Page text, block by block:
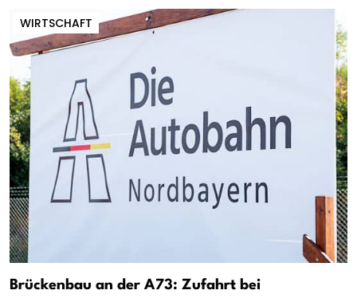
WIRTSCHAFT
Brückenbau an der A73: Zufahrt bei